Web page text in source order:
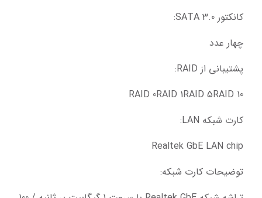
کانکتور SATA 3.0:
چهار عدد
پشتیبانی از RAID:
RAID 0RAID 1RAID 5RAID 10
کارت شبکه LAN:
Realtek GbE LAN chip
توضیحات کارت شبکه: